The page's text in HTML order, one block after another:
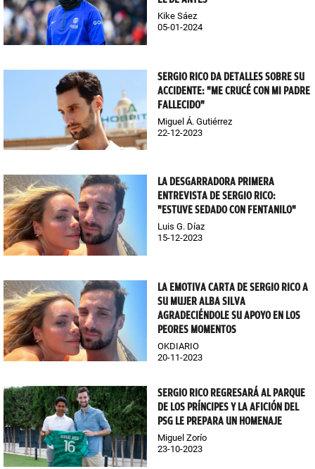
Kike Sáez
05-01-2024
SERGIO RICO DA DETALLES SOBRE SU
ACCIDENTE: "ME CRUCÉ CON MI PADRE
FALLECIDO"
Miguel Á. Gutiérrez
22-12-2023
LA DESGARRADORA PRIMERA
ENTREVISTA DE SERGIO RICO:
"ESTUVE SEDADO CON FENTANILO"
Luis G. Díaz
15-12-2023
LA EMOTIVA CARTA DE SERGIO RICO A
SU MUJER ALBA SILVA
AGRADECIÉNDOLE SU APOYO EN LOS
PEORES MOMENTOS
OKDIARIO
20-11-2023
SERGIO RICO REGRESARÁ AL PARQUE
DE LOS PRÍNCIPES Y LA AFICIÓN DEL
PSG LE PREPARA UN HOMENAJE
Miguel Zorío
23-10-2023